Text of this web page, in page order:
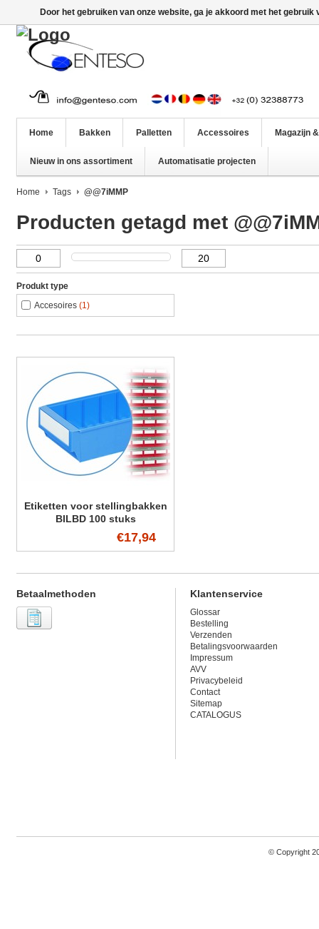
Home Bakken Palletten Accessoires Magazijn
Nieuw in ons assortiment Automatisatie projecten
Home Tags @@7iMMP
Producten getagd met
Produkt type
Accesoires (1)
Etiketten voor stellingbakken
BILBD 100 stuks
€17,94
Betaalmethoden Klantenservice
Glossar
Bestelling
Verzenden
Betalingsvoorwaarden
Impressum
AVV
Privacybeleid
Contact
Sitemap
CATALOGUS
© Copyright
Door het gebruiken van onze website, ga je akkoord met het